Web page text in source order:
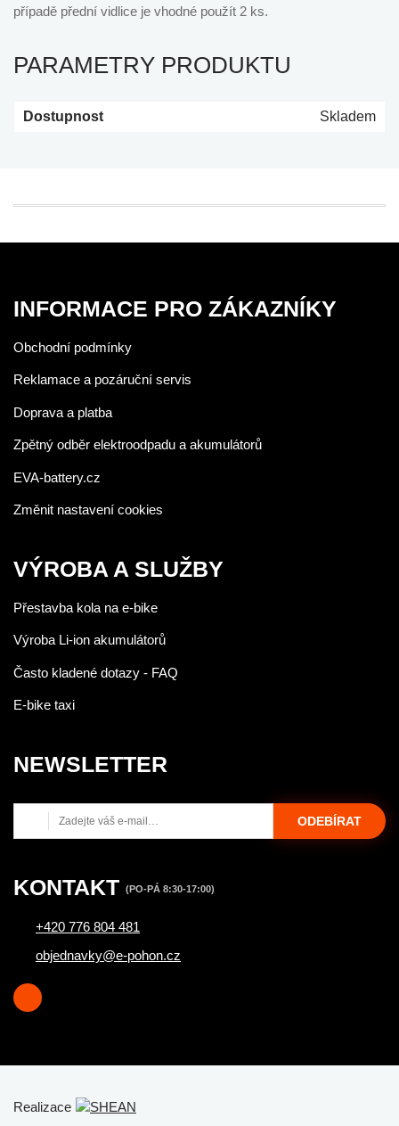
případě přední vidlice je vhodné použít 2 ks.
PARAMETRY PRODUKTU
Dostupnost Skladem
INFORMACE PRO ZÁKAZNÍKY
Obchodní podmínky
Reklamace a pozáruční servis
Doprava a platba
Zpětný odběr elektroodpadu a akumulátorů
EVA-battery.cz
Změnit nastavení cookies
VÝROBA A SLUŽBY
Přestavba kola na e-bike
Výroba Li-ion akumulátorů
Často kladené dotazy - FAQ
E-bike taxi
NEWSLETTER
ODEBÍRAT
KONTAKT (PO-PÁ 8:30-17:00)
+420 776 804 481
objednavky@e-pohon.cz
Realizace